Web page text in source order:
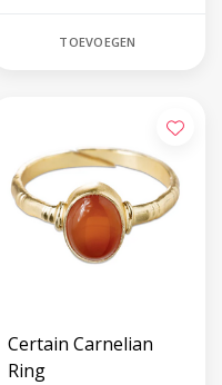
TOEVOEGEN
Certain Carnelian
Ring